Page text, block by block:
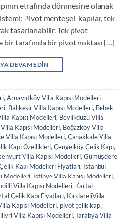
etrafında dönmesine olanak
Pivot menteşeli kapılar, tek
tasarlanabilir. Tek pivot
bir tarafında bir pivot noktası […]
DEVAM EDIN →
, Arnavutköy Villa Kapısı Modelleri,
, Balıkesir Villa Kapısı Modelleri, Bebek
Kapısı Modelleri, Beylikdüzü Villa
Kapısı Modelleri, Boğazköy Villa
Villa Kapısı Modelleri, Çanakkale Villa
Kapı Özellikleri, Çengelköy Çelik Kapı,
Villa Kapısı Modelleri, Gümüşdere
Kapı Modelleri Fiyatları, İstanbul
Modelleri, İstinye Villa Kapısı Modelleri,
Villa Kapısı Modelleri, Kartal
Çelik Kapı Fiyatları, KırklareliVilla
Kapısı Modelleri, pivot çelik kapı,
Villa Kapısı Modelleri, Tarabya Villa